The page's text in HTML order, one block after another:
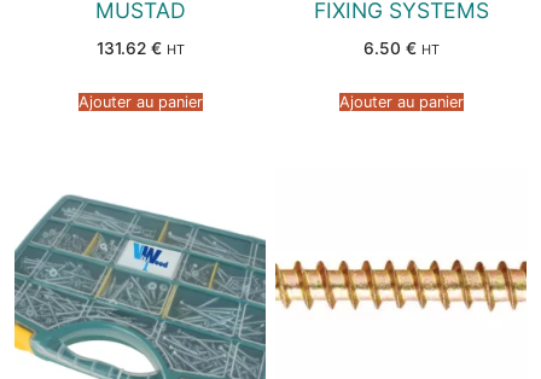
MUSTAD
131.62 € HT
Ajouter au panier
FIXING SYSTEMS
6.50 € HT
Ajouter au panier